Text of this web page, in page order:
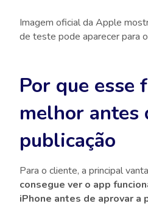
Imagem oficial da Apple
de teste pode aparecer para
Por que esse
melhor antes
publicação
Para o cliente, a principal
consegue ver o app
iPhone antes de aprovar a